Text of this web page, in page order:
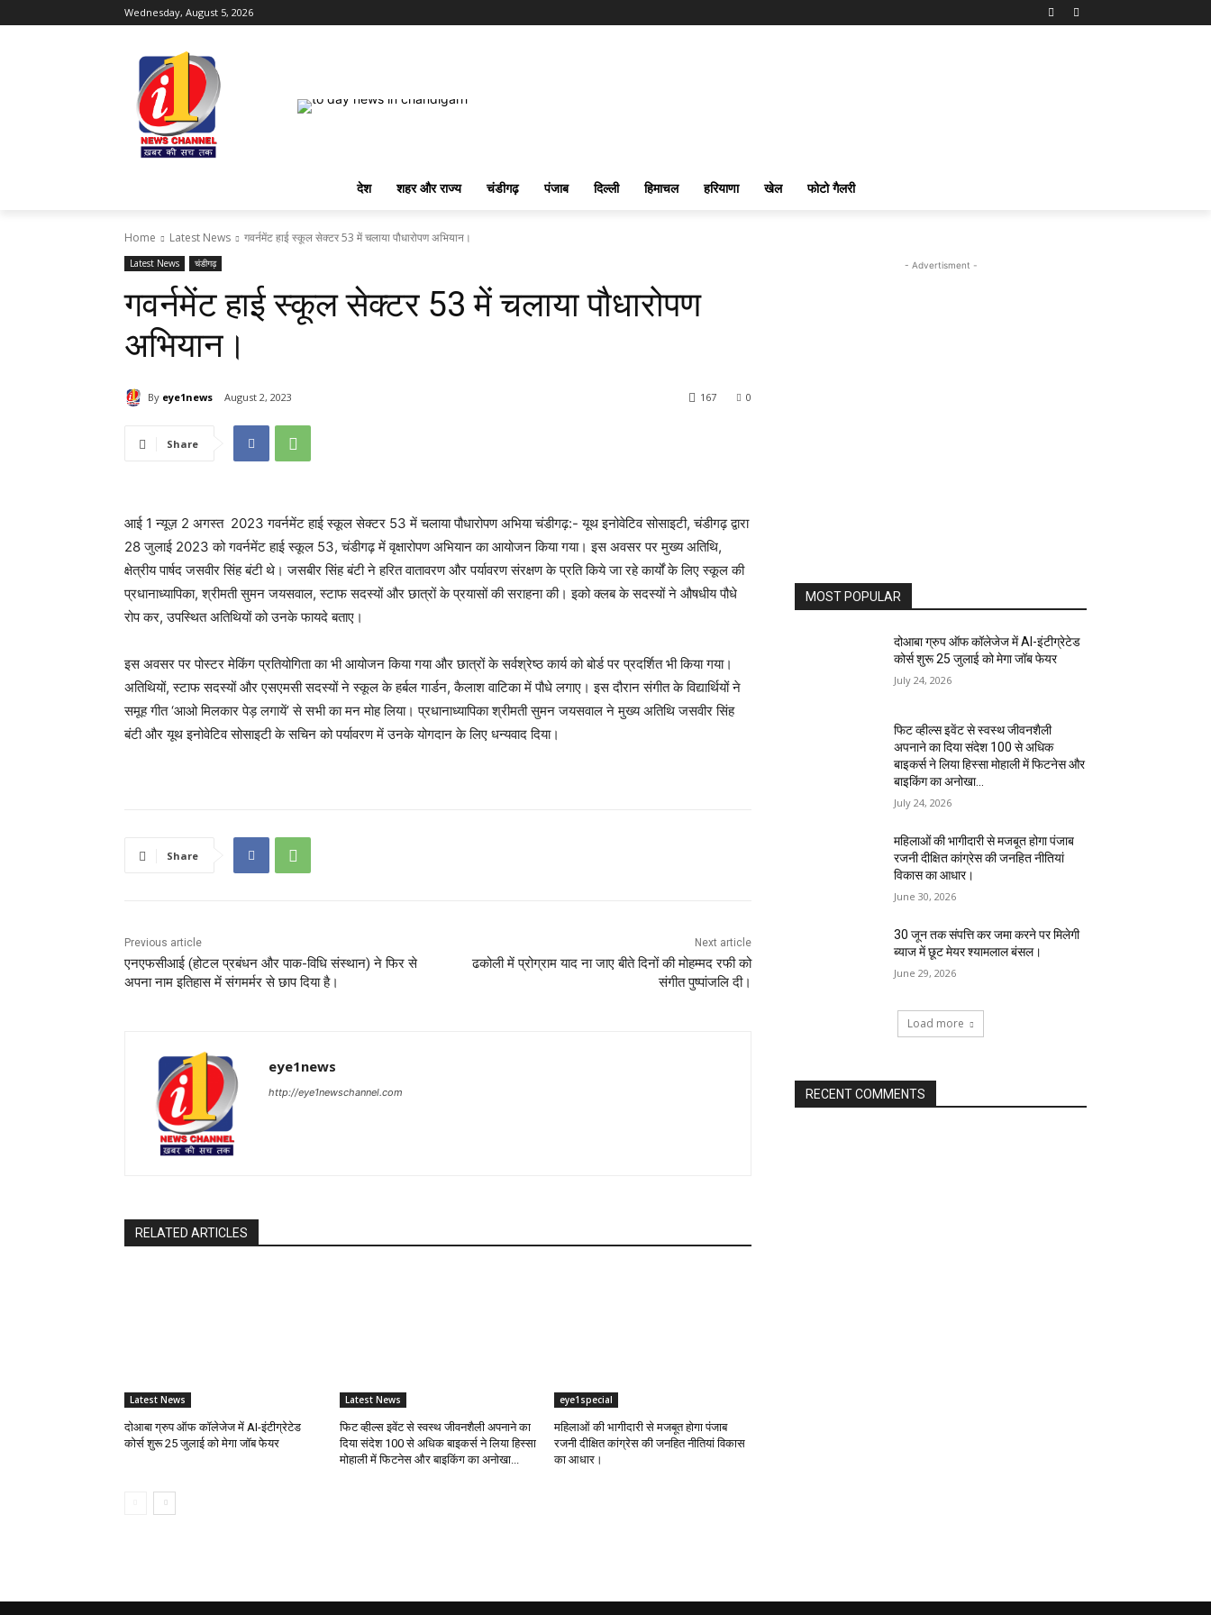
Wednesday, August 5, 2026
देश शहर और राज्य चंडीगढ़ पंजाब दिल्ली हिमाचल हरियाणा खेल फोटो गैलरी
Home Latest News गवर्नमेंट हाई स्कूल सेक्टर 53 में चलाया पौधारोपण अभियान।
Latest News चंडीगढ़
गवर्नमेंट हाई स्कूल सेक्टर 53 में चलाया पौधारोपण
अभियान।
By eye1news August 2, 2023 0
167
Share
आई 1 न्यूज़ 2 अगस्त 2023 गवर्नमेंट हाई स्कूल सेक्टर 53 में चलाया पौधारोपण अभिया चंडीगढ़:- यूथ इनोवेटिव सोसाइटी, चंडीगढ़ द्वारा
28 जुलाई 2023 को गवर्नमेंट हाई स्कूल 53, चंडीगढ़ में वृक्षारोपण अभियान का आयोजन किया गया। इस अवसर पर मुख्य अतिथि,
क्षेत्रीय पार्षद जसवीर सिंह बंटी थे। जसबीर सिंह बंटी ने हरित वातावरण और पर्यावरण संरक्षण के प्रति किये जा रहे कार्यों के लिए स्कूल की
प्रधानाध्यापिका, श्रीमती सुमन जयसवाल, स्टाफ सदस्यों और छात्रों के प्रयासों की सराहना की। इको क्लब के सदस्यों ने औषधीय पौधे
रोप कर, उपस्थित अतिथियों को उनके फायदे बताए।
इस अवसर पर पोस्टर मेकिंग प्रतियोगिता का भी आयोजन किया गया और छात्रों के सर्वश्रेष्ठ कार्य को बोर्ड पर प्रदर्शित भी किया गया।
अतिथियों, स्टाफ सदस्यों और एसएमसी सदस्यों ने स्कूल के हर्बल गार्डन, कैलाश वाटिका में पौधे लगाए। इस दौरान संगीत के विद्यार्थियों ने
समूह गीत ‘आओ मिलकार पेड़ लगायें’ से सभी का मन मोह लिया। प्रधानाध्यापिका श्रीमती सुमन जयसवाल ने मुख्य अतिथि जसवीर सिंह
बंटी और यूथ इनोवेटिव सोसाइटी के सचिन को पर्यावरण में उनके योगदान के लिए धन्यवाद दिया।
Share
Previous article
एनएफसीआई (होटल प्रबंधन और पाक-विधि संस्थान) ने फिर से
अपना नाम इतिहास में संगमर्मर से छाप दिया है।
Next article
ढकोली में प्रोग्राम याद ना जाए बीते दिनों की मोहम्मद रफी को
संगीत पुष्पांजलि दी।
eye1news
http://eye1newschannel.com
RELATED ARTICLES
Latest News
दोआबा ग्रुप ऑफ कॉलेजेज में AI-इंटीग्रेटेड
कोर्स शुरू 25 जुलाई को मेगा जॉब फेयर
Latest News
फिट व्हील्स इवेंट से स्वस्थ जीवनशैली अपनाने का
दिया संदेश 100 से अधिक बाइकर्स ने लिया हिस्सा
मोहाली में फिटनेस और बाइकिंग का अनोखा...
eye1special
महिलाओं की भागीदारी से मजबूत होगा पंजाब
रजनी दीक्षित कांग्रेस की जनहित नीतियां विकास
का आधार।
- Advertisment -
MOST POPULAR
दोआबा ग्रुप ऑफ कॉलेजेज में AI-इंटीग्रेटेड
कोर्स शुरू 25 जुलाई को मेगा जॉब फेयर
July 24, 2026
फिट व्हील्स इवेंट से स्वस्थ जीवनशैली
अपनाने का दिया संदेश 100 से अधिक
बाइकर्स ने लिया हिस्सा मोहाली में फिटनेस और
बाइकिंग का अनोखा...
July 24, 2026
महिलाओं की भागीदारी से मजबूत होगा पंजाब
रजनी दीक्षित कांग्रेस की जनहित नीतियां
विकास का आधार।
June 30, 2026
30 जून तक संपत्ति कर जमा करने पर मिलेगी
ब्याज में छूट मेयर श्यामलाल बंसल।
June 29, 2026
Load more
RECENT COMMENTS